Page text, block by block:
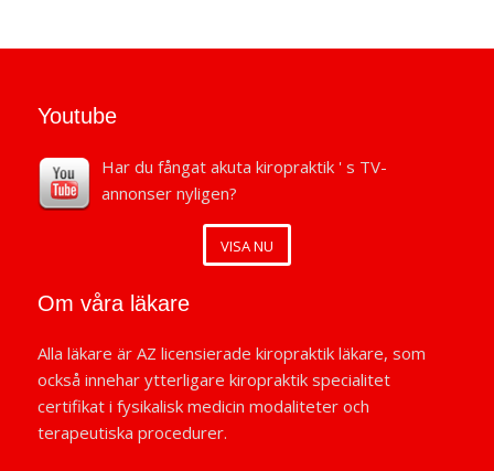
Youtube
Har du fångat akuta kiropraktik ' s TV-
annonser nyligen?
VISA NU
Om våra läkare
Alla läkare är AZ licensierade kiropraktik läkare, som
också innehar ytterligare kiropraktik specialitet
certifikat i fysikalisk medicin modaliteter och
terapeutiska procedurer.